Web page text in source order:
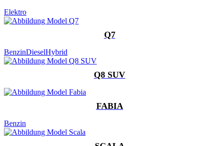
Elektro
Q7
BenzinDieselHybrid
Q8 SUV
FABIA
Benzin